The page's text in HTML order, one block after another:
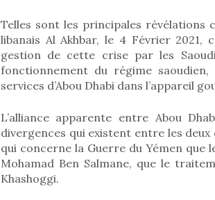
Telles sont les principales révélations
libanais Al Akhbar, le 4 Février 2021,
gestion de cette crise par les
fonctionnement du régime
services d’Abou Dhabi dans l’appareil
L’alliance apparente entre Abou
divergences qui existent entre les
qui concerne la Guerre du Yémen
Mohamad Ben Salmane, que le
Khashoggi.